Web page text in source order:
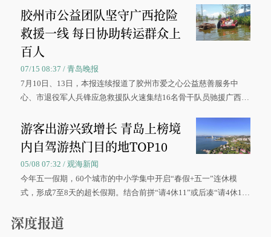
胶州市公益团队坚守广西抢险
救援一线 每日协助转运群众上
百人
07/15 08:37 / 青岛晚报
7月10日、13日，本报连续报道了胶州市爱之心公益慈善服务中
心、市退役军人兵锋应急救援队火速集结16名骨干队员驰援广西灾
游客出游兴致增长 青岛上榜境
内自驾游热门目的地TOP10
05/08 07:32 / 观海新闻
今年五一假期，60个城市的中小学集中开启“春假+五一”连休模
式，形成7至8天的超长假期。结合前拼“请4休11”或后凑“请4休1
深度报道